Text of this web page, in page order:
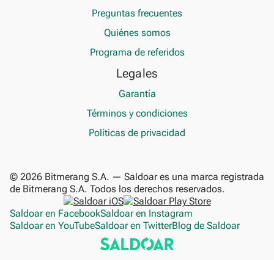
Preguntas frecuentes
Quiénes somos
Programa de referidos
Legales
Garantía
Términos y condiciones
Políticas de privacidad
Saldoar en FacebookSaldoar en Instagram
Saldoar en YouTubeSaldoar en TwitterBlog de Saldoar
© 2026 Bitmerang S.A. — Saldoar es una marca registrada
de Bitmerang S.A. Todos los derechos reservados.